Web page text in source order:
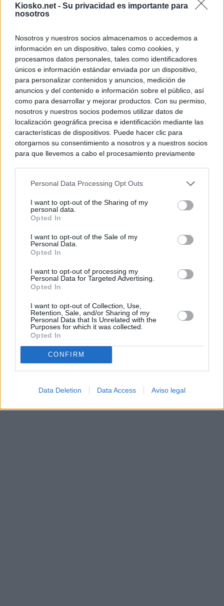
Kiosko.net - Su privacidad es importante para
nosotros
Nosotros y nuestros socios almacenamos o accedemos a
información en un dispositivo, tales como cookies, y
procesamos datos personales, tales como identificadores
únicos e información estándar enviada por un dispositivo,
para personalizar contenidos y anuncios, medición de
anuncios y del contenido e información sobre el público, así
como para desarrollar y mejorar productos. Con su permiso,
nosotros y nuestros socios podemos utilizar datos de
localización geográfica precisa e identificación mediante las
características de dispositivos. Puede hacer clic para
otorgarnos su consentimiento a nosotros y a nuestros socios
para que llevemos a cabo el procesamiento previamente
negar su consentimiento. Tenga en cuenta que algún
de su consentimiento, pero usted tiene el derecho de
rechazar tal procesamiento. Sus preferencias se aplicarán
cualquier momento entrando de nuevo en este sitio web o
visitando nuestra política de privacidad.
Personal Data Processing Opt Outs
I want to opt-out of the Sharing of my
personal data.
Opted In
I want to opt-out of the Sale of my
Personal Data.
Opted In
I want to opt-out of processing my
Personal Data for Targeted Advertising.
Opted In
I want to opt-out of Collection, Use,
Retention, Sale, and/or Sharing of my
Personal Data that Is Unrelated with the
Purposes for which it was collected.
Opted In
CONFIRM
Data Deletion Data Access Aviso legal